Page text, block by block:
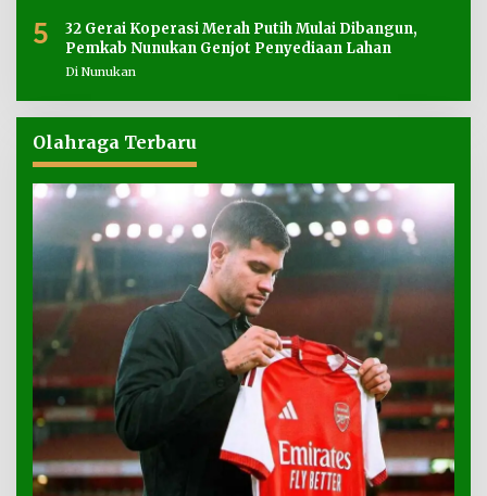
5
32 Gerai Koperasi Merah Putih Mulai Dibangun,
Pemkab Nunukan Genjot Penyediaan Lahan
Di Nunukan
Olahraga Terbaru